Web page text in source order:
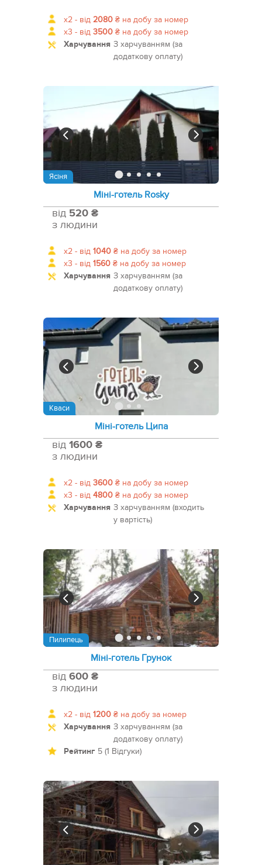
x2 - від 2080 ₴ на добу за номер
x3 - від 3500 ₴ на добу за номер
Харчування З харчуванням (за
додаткову оплату)
Ясіня
Міні-готель Rosky
від 520 ₴
з людини
x2 - від 1040 ₴ на добу за номер
x3 - від 1560 ₴ на добу за номер
Харчування З харчуванням (за
додаткову оплату)
Кваси
Міні-готель Ципа
від 1600 ₴
з людини
x2 - від 3600 ₴ на добу за номер
x3 - від 4800 ₴ на добу за номер
Харчування З харчуванням (входить
у вартість)
Пилипець
Міні-готель Грунок
від 600 ₴
з людини
x2 - від 1200 ₴ на добу за номер
Харчування З харчуванням (за
додаткову оплату)
Рейтинг 5 (1 Відгуки)